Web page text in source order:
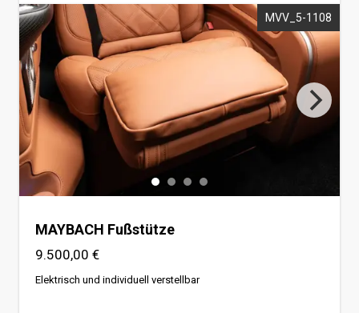
Massagefunktion für MAYBACH Sitz
Voraussetzung KRS Steuerung
MVV_5-1108
MAYBACH Fußstütze
9.500,00 €
Elektrisch und individuell verstellbar